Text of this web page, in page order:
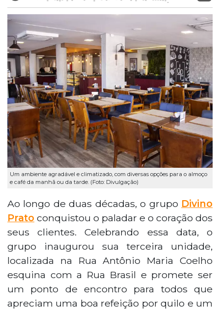
Um ambiente agradável e climatizado, com diversas opções para o almoço
e café da manhã ou da tarde. (Foto: Divulgação)
Ao longo de duas décadas, o grupo Divino
Prato conquistou o paladar e o coração dos
seus clientes. Celebrando essa data, o
grupo inaugurou sua terceira unidade,
localizada na Rua Antônio Maria Coelho
esquina com a Rua Brasil e promete ser
um ponto de encontro para todos que
apreciam uma boa refeição por quilo e um